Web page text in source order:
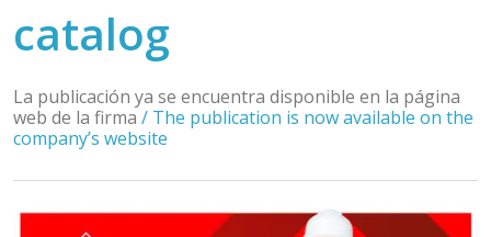
catalog
La publicación ya se encuentra disponible en la página
web de la firma / The publication is now available on the
company’s website